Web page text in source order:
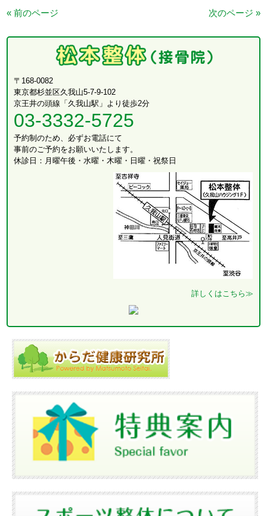
« 前のページ 次のページ »
〒168-0082
東京都杉並区久我山5-7-9-102
京王井の頭線「久我山駅」より徒歩2分
03-3332-5725
予約制のため、必ずお電話にて
事前のご予約をお願いいたします。
休診日：月曜午後・水曜・木曜・日曜・祝祭日
詳しくはこちら≫